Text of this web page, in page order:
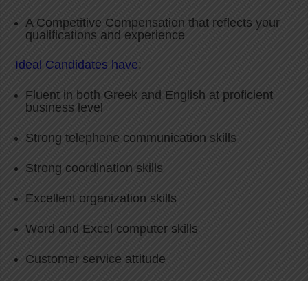
A Competitive Compensation that reflects your
qualifications and experience
Ideal Candidates have:
Fluent in both Greek and English at proficient
business level
Strong telephone communication skills
Strong coordination skills
Excellent organization skills
Word and Excel computer skills
Customer service attitude